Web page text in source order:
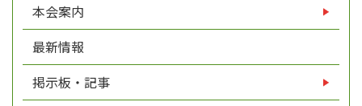
本会案内
最新情報
掲示板・記事